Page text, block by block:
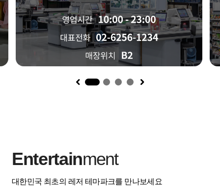
1
Entertainment
대한민국 최초의 레저 테마파크를 만나보세요